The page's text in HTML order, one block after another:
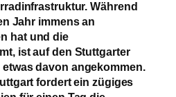
für eine bessere und
Während
Jahr immens an
hat und die
ist auf den Stuttgarter
davon angekommen.